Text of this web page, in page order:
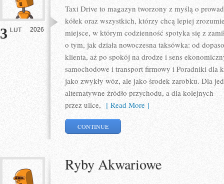
3 LUT 2026
Taxi Drive to magazyn tworzony z myślą o
kółek oraz wszystkich, którzy chcą lepiej
miejsce, w którym codzienność spotyka się z
o tym, jak działa nowoczesna taksówka: od
klienta, aż po spokój na drodze i sens
samochodowe i transport firmowy i Poradniki dla
jako zwykły wóz, ale jako środek zarobku. Dla
alternatywne źródło przychodu, a dla kolejnych
przez ulice, [ Read More ]
CONTINUE
Ryby Akwariowe